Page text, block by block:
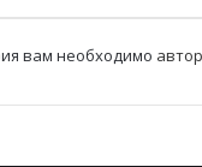
вам необходимо